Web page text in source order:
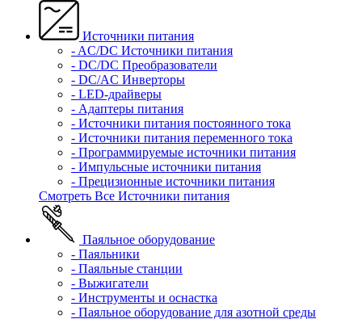
Источники питания
- AC/DC Источники питания
- DC/DC Преобразователи
- DC/AC Инверторы
- LED-драйверы
- Адаптеры питания
- Источники питания постоянного тока
- Источники питания переменного тока
- Программируемые источники питания
- Импульсные источники питания
- Прецизионные источники питания
Смотреть Все Источники питания
Паяльное оборудование
- Паяльники
- Паяльные станции
- Выжигатели
- Инструменты и оснастка
- Паяльное оборудование для азотной среды